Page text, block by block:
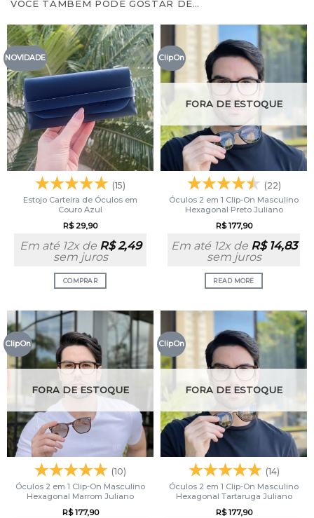
VOCÊ TAMBÉM PODE GOSTAR DE…
NOVIDADE
(15)
Estojo Carteira de Óculos em
Couro Azul
R$29,90
Em até 12x de R$2,49
sem juros
COMPRAR
ClipOn
FORA DE ESTOQUE
(22)
Óculos 2 em 1 Clip-On Masculino
Hexagonal Preto Juliano
R$177,90
Em até 12x de R$14,83
sem juros
READ MORE
ClipOn
FORA DE ESTOQUE
(10)
Óculos 2 em 1 Clip-On Masculino
Hexagonal Marrom Juliano
R$177,90
ClipOn
FORA DE ESTOQUE
(14)
Óculos 2 em 1 Clip-On Masculino
Hexagonal Tartaruga Juliano
R$177,90